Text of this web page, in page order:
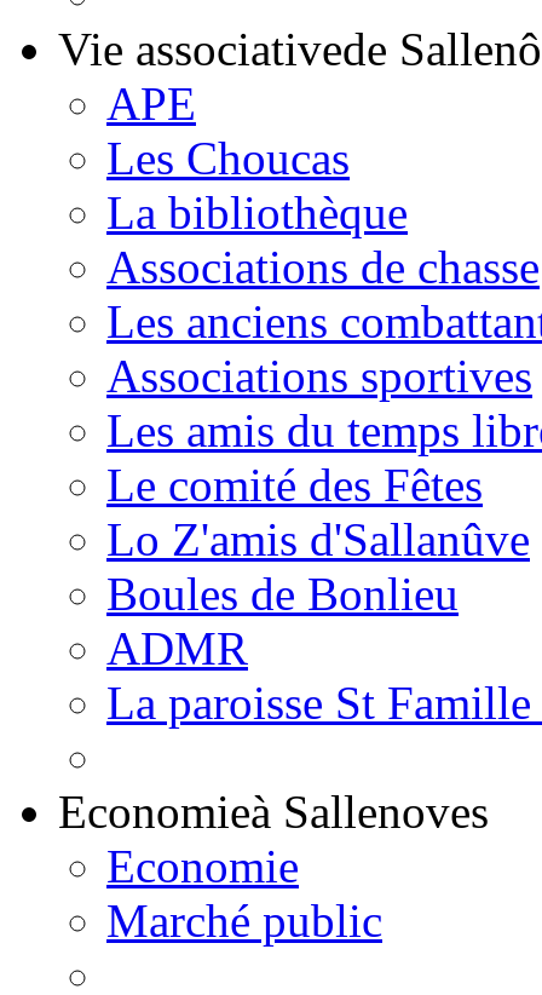
Vie associativede
APE
Les Choucas
La bibliothèque
Associations de chasse
Les anciens
Associations sportives
Les amis du temps
Le comité des Fêtes
Lo Z'amis d'Sallanûve
Boules de Bonlieu
ADMR
La paroisse St
Economieà Sallenoves
Economie
Marché public